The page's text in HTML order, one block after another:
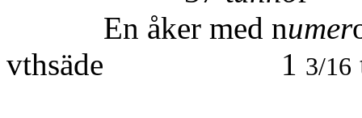
En åker med numer
vthsäde 1 3/16